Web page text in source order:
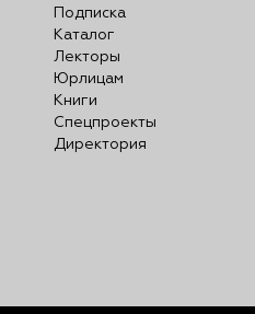
Подписка
Каталог
Лекторы
Юрлицам
Книги
Спецпроекты
Директория